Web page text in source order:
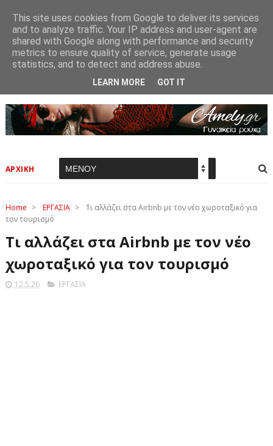
ΑΡΧΙΚΗ
Home > ΕΡΓΑΣΙΑ >
Τι αλλάζει στα Airbnb με τον νέο χωροταξικό για
τον τουρισμό
Τι αλλάζει στα Airbnb με τον νέο
χωροταξικό για τον τουρισμό
12.5.26 ΕΡΓΑΣΙΑ
This site uses cookies from Google to deliver its services
and to analyze traffic. Your IP address and user-agent are
shared with Google along with performance and security
metrics to ensure quality of service, generate usage
statistics, and to detect and address abuse.
LEARN MORE GOT IT